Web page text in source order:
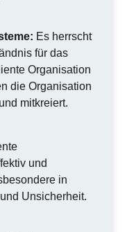
Es herrscht
für das
Organisation
die Organisation
mitkreiert.
und
in
Unsicherheit.